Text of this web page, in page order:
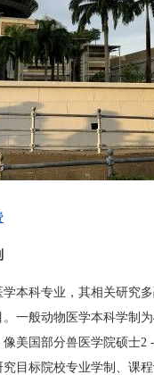
本科专业，其相关研究
一般动物医学本科学制
美国部分兽医学院硕士
目标院校专业学制、课程